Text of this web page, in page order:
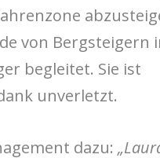
von Bergsteigern
begleitet. Sie ist
unverletzt.
dazu: